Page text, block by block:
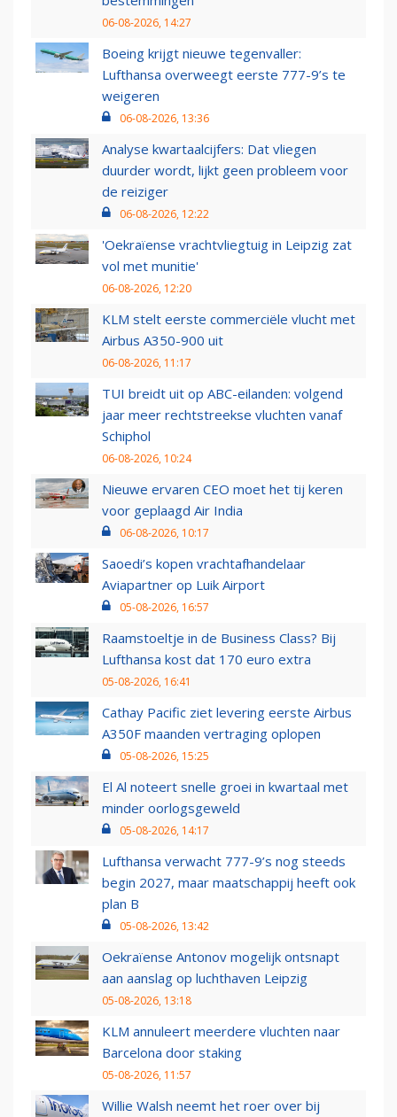
06-08-2026, 14:27
Boeing krijgt nieuwe tegenvaller:
Lufthansa overweegt eerste 777-9’s te
weigeren
06-08-2026, 13:36
Analyse kwartaalcijfers: Dat vliegen
duurder wordt, lijkt geen probleem voor
de reiziger
06-08-2026, 12:22
'Oekraïense vrachtvliegtuig in Leipzig zat
vol met munitie'
06-08-2026, 12:20
KLM stelt eerste commerciële vlucht met
Airbus A350-900 uit
06-08-2026, 11:17
TUI breidt uit op ABC-eilanden: volgend
jaar meer rechtstreekse vluchten vanaf
Schiphol
06-08-2026, 10:24
Nieuwe ervaren CEO moet het tij keren
voor geplaagd Air India
06-08-2026, 10:17
Saoedi’s kopen vrachtafhandelaar
Aviapartner op Luik Airport
05-08-2026, 16:57
Raamstoeltje in de Business Class? Bij
Lufthansa kost dat 170 euro extra
05-08-2026, 16:41
Cathay Pacific ziet levering eerste Airbus
A350F maanden vertraging oplopen
05-08-2026, 15:25
El Al noteert snelle groei in kwartaal met
minder oorlogsgeweld
05-08-2026, 14:17
Lufthansa verwacht 777-9’s nog steeds
begin 2027, maar maatschappij heeft ook
plan B
05-08-2026, 13:42
Oekraïense Antonov mogelijk ontsnapt
aan aanslag op luchthaven Leipzig
05-08-2026, 13:18
KLM annuleert meerdere vluchten naar
Barcelona door staking
05-08-2026, 11:57
Willie Walsh neemt het roer over bij